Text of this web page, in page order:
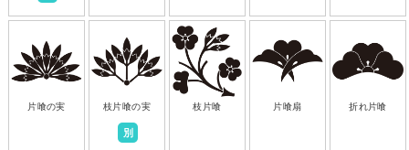
片喰の実 枝片喰の実
別
枝片喰 片喰扇 折れ片喰